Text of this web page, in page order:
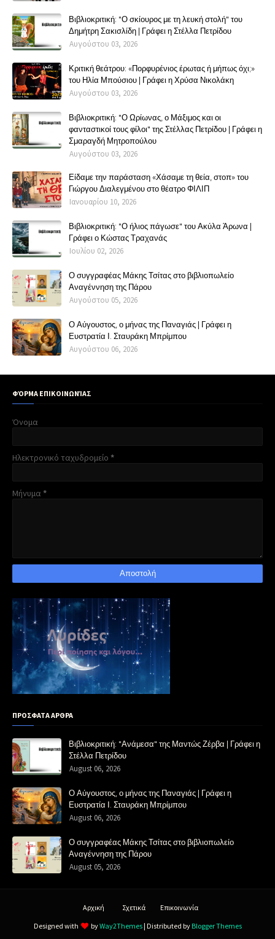
Βιβλιοκριτική: "Ο σκίουρος με τη λευκή στολή" του
Δημήτρη Σακισλίδη | Γράφει η Στέλλα Πετρίδου
Αυγούστου 03, 2026
Κριτική θεάτρου: «Πορφυρένιος έρωτας ή μήπως όχι;»
του Ηλία Μπούσιου | Γράφει η Χρύσα Νικολάκη
Αυγούστου 03, 2026
Βιβλιοκριτική: "Ο Ωρίωνας, ο Μάξιμος και οι
φανταστικοί τους φίλοι" της Στέλλας Πετρίδου | Γράφει η
Σμαραγδή Μητροπούλου
Αυγούστου 03, 2026
Είδαμε την παράσταση «Χάσαμε τη θεία, στοπ» του
Γιώργου Διαλεγμένου στο θέατρο ΦΙΛΙΠ
Ιανουαρίου 10, 2026
Βιβλιοκριτική: "Ο ήλιος πάγωσε" του Ακύλα Άρωνα |
Γράφει ο Κώστας Τραχανάς
Ιουλίου 02, 2026
Ο συγγραφέας Μάκης Τσίτας στο βιβλιοπωλείο
Αναγέννηση της Πάρου
Αυγούστου 05, 2026
Ο Αύγουστος, ο μήνας της Παναγιάς | Γράφει η
Ευστρατία Ι. Σταυράκη Μπρίμπου
Αυγούστου 06, 2026
ΦΌΡΜΑ ΕΠΙΚΟΙΝΩΝΊΑΣ
Όνομα
Ηλεκτρονικό ταχυδρομείο *
Μήνυμα *
ΠΡΟΣΦΑΤΑ ΑΡΘΡΑ
Βιβλιοκριτική: "Ανάμεσα" της Μαντώς Ζέρβα | Γράφει η
Στέλλα Πετρίδου
August 06, 2026
Ο Αύγουστος, ο μήνας της Παναγιάς | Γράφει η
Ευστρατία Ι. Σταυράκη Μπρίμπου
August 06, 2026
Ο συγγραφέας Μάκης Τσίτας στο βιβλιοπωλείο
Αναγέννηση της Πάρου
August 05, 2026
Αρχική Σχετικά
Επικοινωνία
Designed with
byWay2Themes| Distributed by Blogger Themes